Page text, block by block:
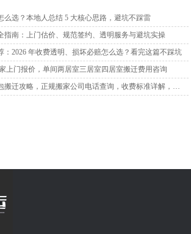
么选？本地人总结 5 大核心思路，避坑不踩雷
指南：上门估价、规范签约、透明服务与避坑实操
：2026 年收费透明、损坏必赔怎么选？看完这篇不踩坑
上门报价，单间两居室三居室四居室搬迁费用咨询